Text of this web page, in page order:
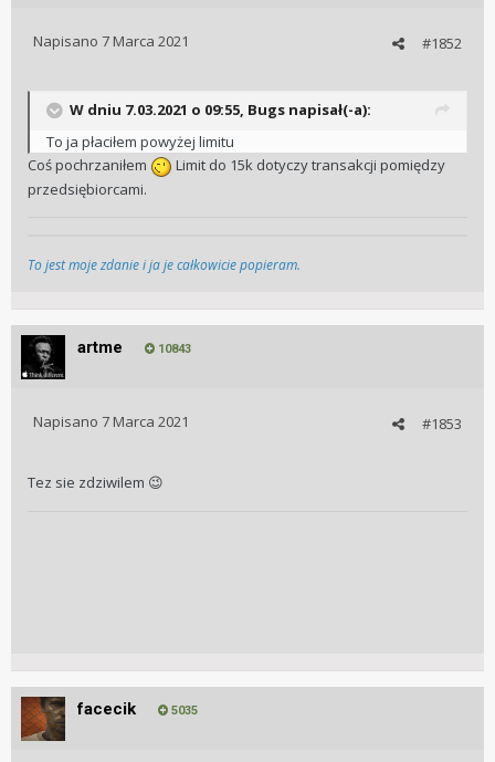
#1852
Napisano 7 Marca 2021
W dniu 7.03.2021 o 09:55, Bugs napisał(-a):
To ja płaciłem powyżej limitu
Coś pochrzaniłem
Limit do 15k dotyczy transakcji pomiędzy
przedsiębiorcami.
To jest moje zdanie i ja je całkowicie popieram.
artme 10843
#1853
Napisano 7 Marca 2021
Tez sie zdziwilem 😉
facecik 5035